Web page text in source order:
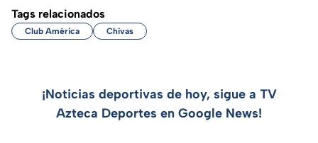
Tags relacionados
Club América Chivas
¡Noticias deportivas de hoy, sigue a TV
Azteca Deportes en Google News!